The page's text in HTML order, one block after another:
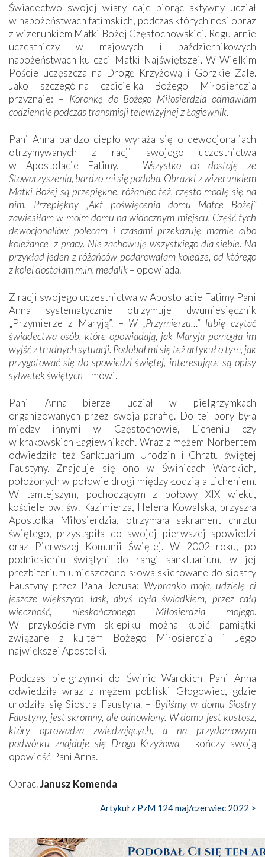
Świadectwo swojej wiary daje biorąc aktywny udział
w nabożeństwach fatimskich, podczas których nosi obraz
z wizerunkiem Matki Bożej Częstochowskiej. Regularnie
uczestniczy w majowych i październikowych
nabożeństwach ku czci Matki Najświętszej. W Wielkim
Poście uczęszcza na Drogę Krzyżową i Gorzkie Żale.
Jako szczególna czcicielka Bożego Miłosierdzia
przyznaje: – Koronkę do Bożego Miłosierdzia odmawiam
codziennie podczas transmisji telewizyjnej z Łagiewnik.
Pani Anna bardzo ciepło wyraża się o dewocjonaliach
otrzymywanych z racji swojego uczestnictwa
w Apostolacie Fatimy. – Wszystko co dostaję ze
Stowarzyszenia, bardzo mi się podoba. Obrazki z wizerunkiem
Matki Bożej są przepiękne, różaniec też, często modlę się na
nim.
Przepiękny „Akt poświęcenia domu Matce Bożej”
zawiesiłam w moim domu na widocznym miejscu. Część tych
dewocjonaliów polecam i czasami przekazuję mamie albo
koleżance z pracy. Nie zachowuję wszystkiego dla siebie. Na
przykład jeden z różańców podarowałam koledze, od którego
z kolei dostałam m.in. medalik– opowiada.
Z racji swojego uczestnictwa w Apostolacie Fatimy Pani
Anna systematycznie otrzymuje dwumiesięcznik
„Przymierze z Maryją”. – W „Przymierzu…” lubię czytać
świadectwa osób, które opowiadają, jak Maryja pomogła im
wyjść z trudnych sytuacji. Podobał mi się też artykuł o tym, jak
przygotować się do spowiedzi świętej, interesujące są opisy
sylwetek świętych –mówi.
Pani Anna bierze udział w pielgrzymkach
organizowanych przez swoją parafię. Do tej pory była
między innymi w Częstochowie, Licheniu czy
w krakowskich Łagiewnikach. Wraz z mężem Norbertem
odwiedziła też Sanktuarium Urodzin i Chrztu świętej
Faustyny. Znajduje się ono w Świnicach Warckich,
położonych w połowie drogi między Łodzią a Licheniem.
W tamtejszym, pochodzącym z połowy XIX wieku,
kościele pw. św. Kazimierza, Helena Kowalska, przyszła
Apostołka Miłosierdzia, otrzymała sakrament chrztu
świętego, przystąpiła do swojej pierwszej spowiedzi
oraz Pierwszej Komunii Świętej. W 2002 roku, po
podniesieniu świątyni do rangi sanktuarium, w jej
prezbiterium umieszczono słowa skierowane do siostry
Faustyny przez Pana Jezusa: Wybranko moja, udzielę ci
jeszcze większych łask, abyś była świadkiem, przez całą
wieczność, nieskończonego Miłosierdzia mojego.
W przykościelnym sklepiku można kupić pamiątki
związane z kultem Bożego Miłosierdzia i Jego
największej Apostołki.
Podczas pielgrzymki do Świnic Warckich Pani Anna
odwiedziła wraz z mężem pobliski Głogowiec, gdzie
urodziła się Siostra Faustyna. – Byliśmy w domu Siostry
Faustyny, jest skromny, ale odnowiony. W domu jest kustosz,
który oprowadza zwiedzających, a na przydomowym
podwórku znajduje się Droga Krzyżowa – kończy swoją
opowieść Pani Anna.
Oprac.Janusz Komenda
Artykuł z PzM 124 maj/czerwiec 2022 >